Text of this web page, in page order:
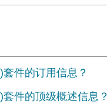
件的订用信息？
件的顶级概述信息？